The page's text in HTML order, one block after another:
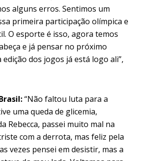
alguns erros. Sentimos um
primeira participação olímpica e
O esporte é isso, agora temos
e já pensar no próximo
dos jogos já está logo ali”,
“Não faltou luta para a
uma queda de glicemia,
Rebecca, passei muito mal na
com a derrota, mas feliz pela
vezes pensei em desistir, mas a